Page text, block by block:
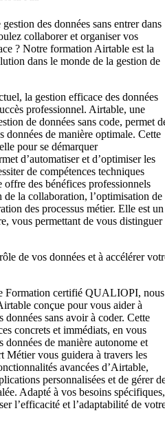
des données sans entrer dans
collaborer et organiser vos
? Notre formation Airtable est la
dans le monde de la gestion de
la gestion efficace des données
professionnel. Airtable, une
de données sans code, permet
données de manière optimale. Cette
pour se démarquer
d’automatiser et d’optimiser les
de compétences techniques
des bénéfices professionnels
de la collaboration, l’optimisation de
des processus métier. Elle est un
vous permettant de vous distinguer
de vos données et à accélérer
Formation certifié QUALIOPI, nous
conçue pour vous aider à
sans avoir à coder. Cette
concrets et immédiats, en vous
de manière autonome et
Métier vous guidera à travers les
avancées d’Airtable,
personnalisées et de gérer
Adapté à vos besoins spécifiques,
l’efficacité et l’adaptabilité de